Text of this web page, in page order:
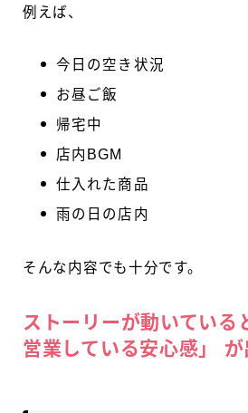
例えば、
今日の空き状況
お昼ご飯
帰宅中
店内BGM
仕入れた商品
雨の日の店内
そんな内容でも十分です。
ストーリーが動いている
営業している安心感」 が